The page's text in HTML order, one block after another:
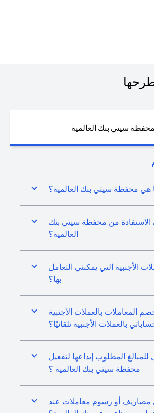
محفظة سيتي بنك العالمية
هي محفظة سيتي بنك العالمية؟
من محفظة سيتي بنك
العالمية؟
الأجنبية التي يمكنني التعامل
بها؟
المعاملات بالعملات الأجنبية
بالعملات الأجنبية تلقائيًا؟
المطلوب إيداعها لتفعيل
محفظة سيتي بنك العالمية ؟
مصاريف أو رسوم معاملات عند